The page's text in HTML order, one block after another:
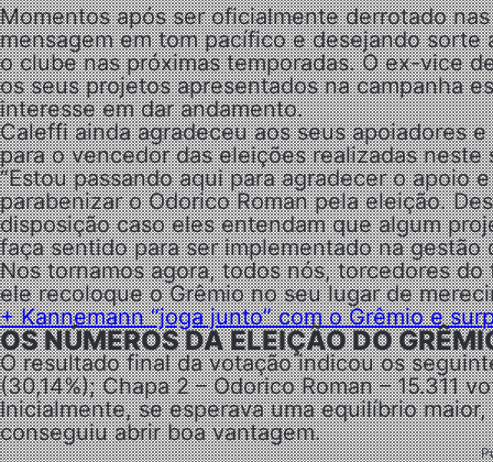
Momentos após ser oficialmente derrotado
mensagem em tom pacífico e desejando
o clube nas próximas temporadas. O ex-vice
os seus projetos apresentados na campanha
interesse em dar andamento.
Caleffi ainda agradeceu aos seus apoiadores
para o vencedor das eleições realizadas neste
“Estou passando aqui para agradecer o apoio
parabenizar o Odorico Roman pela eleição.
disposição caso eles entendam que algum
faça sentido para ser implementado na
Nos tornamos agora, todos nós, torcedores
ele recoloque o Grêmio no seu lugar de
+ Kannemann “joga junto” com o Grêmio e
OS NÚMEROS DA ELEIÇÃO DO
O resultado final da votação indicou os
(30,14%); Chapa 2 – Odorico Roman – 15.311
Inicialmente, se esperava uma equilíbrio
conseguiu abrir boa vantagem.